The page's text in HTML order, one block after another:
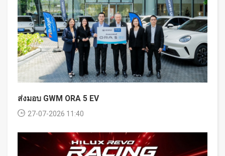
ส่งมอบ GWM ORA 5 EV
27-07-2026 11:40